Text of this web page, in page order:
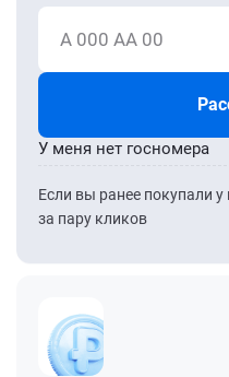
А 000 АА 00
Если вы ранее покупали
за пару кликов
У меня нет госномера